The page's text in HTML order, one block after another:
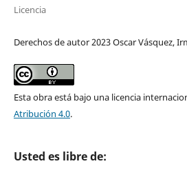
Licencia
Derechos de autor 2023 Oscar Vásquez,
Esta obra está bajo una licencia
Atribución 4.0.
Usted es libre de: